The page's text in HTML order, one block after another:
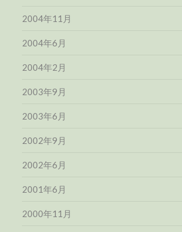
2004年11月
2004年6月
2004年2月
2003年9月
2003年6月
2002年9月
2002年6月
2001年6月
2000年11月